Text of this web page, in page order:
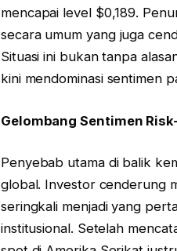
mencapai level $0,189.
secara umum yang juga
Situasi ini bukan tanpa
kini mendominasi sentimen
Gelombang Sentimen
Penyebab utama di balik
global. Investor cenderung
seringkali menjadi yang
institusional. Setelah